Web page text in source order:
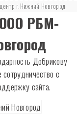
г.Нижний Новгород
РБМ-
Добрикову
с
сайта.